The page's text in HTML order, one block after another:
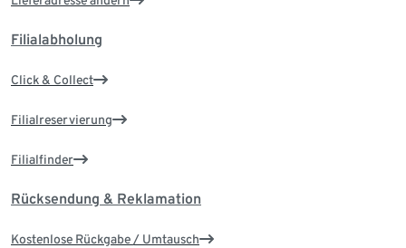
Filialabholung
Click & Collect
Filialreservierung
Filialfinder
Rücksendung & Reklamation
Kostenlose Rückgabe / Umtausch